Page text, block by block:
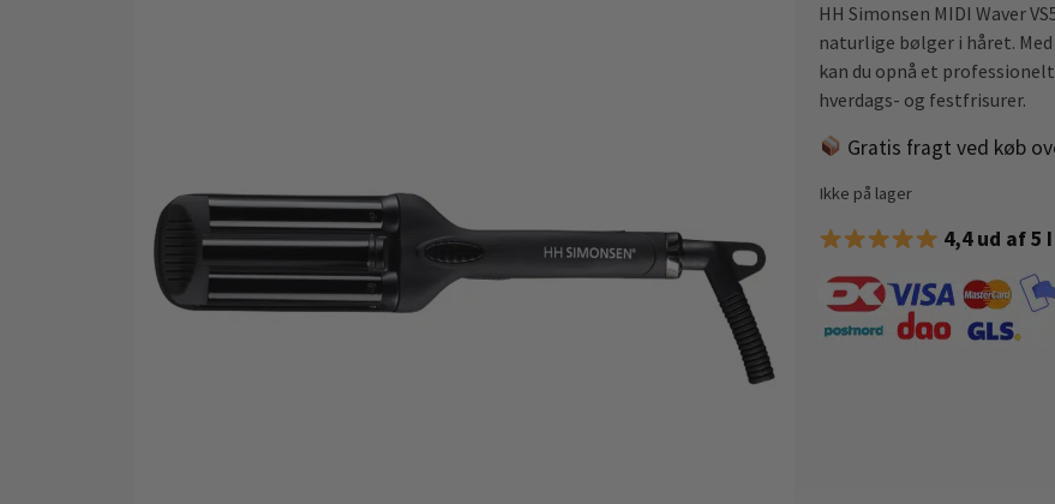
HH Simonsen MIDI Waver
naturlige bølger i håret.
kan du opnå et
hverdags- og festfrisurer.
Gratis fragt ved køb
Ikke på lager
4,4 ud af 5